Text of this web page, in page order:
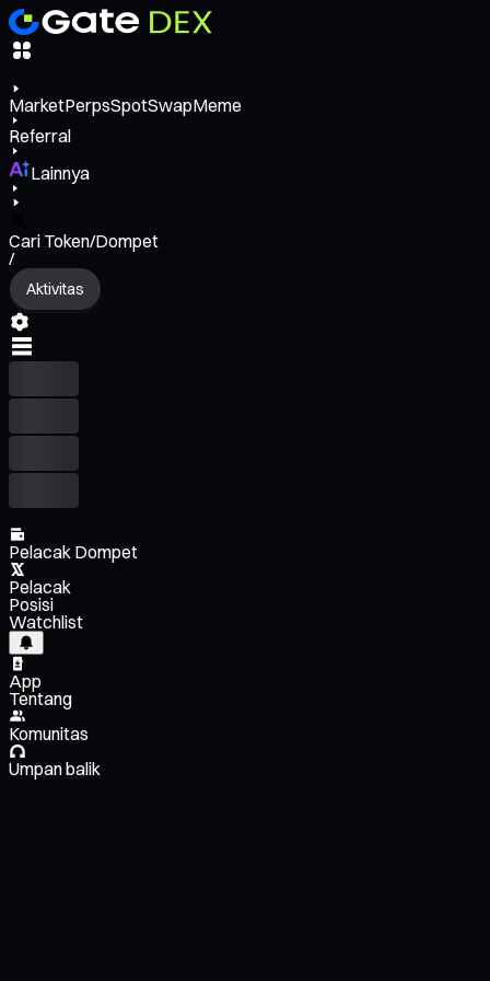
MarketPerpsSpotSwapMeme
Referral
Lainnya
Cari Token/Dompet
/
Aktivitas
Pelacak Dompet
Pelacak
Posisi
Watchlist
App
Tentang
Komunitas
Umpan balik